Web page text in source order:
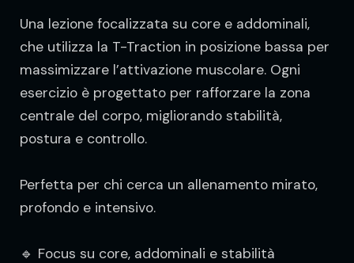
Una lezione focalizzata su core e addominali,
che utilizza la T-Traction in posizione bassa per
massimizzare l’attivazione muscolare. Ogni
esercizio è progettato per rafforzare la zona
centrale del corpo, migliorando stabilità,
postura e controllo.
Perfetta per chi cerca un allenamento mirato,
profondo e intensivo.
🔹 Focus su core, addominali e stabilità